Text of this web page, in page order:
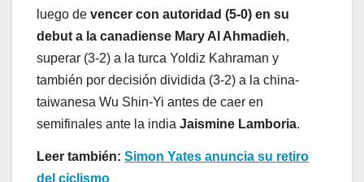
luego de vencer con autoridad (5-0) en su
debut a la canadiense Mary Al Ahmadieh,
superar (3-2) a la turca Yoldiz Kahraman y
también por decisión dividida (3-2) a la china-
taiwanesa Wu Shin-Yi antes de caer en
semifinales ante la india Jaismine Lamboria.
Leer también: Simon Yates anuncia su retiro
del ciclismo